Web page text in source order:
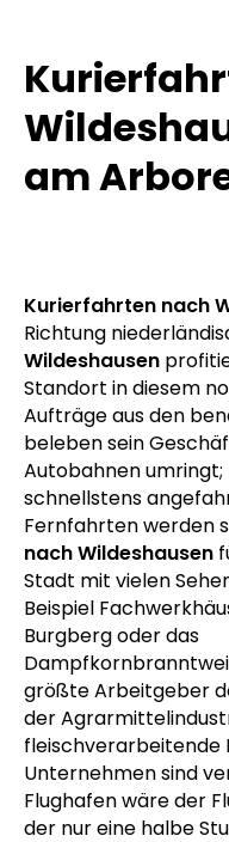
am
Kurierfahrten nach
Richtung
Wildeshausen
Standort in diesem
Aufträge aus den
beleben sein
Autobahnen umringt;
schnellstens
Fernfahrten werden
nach Wildeshausen
Stadt mit vielen
Beispiel
Burgberg oder das
größte Arbeitgeber
der